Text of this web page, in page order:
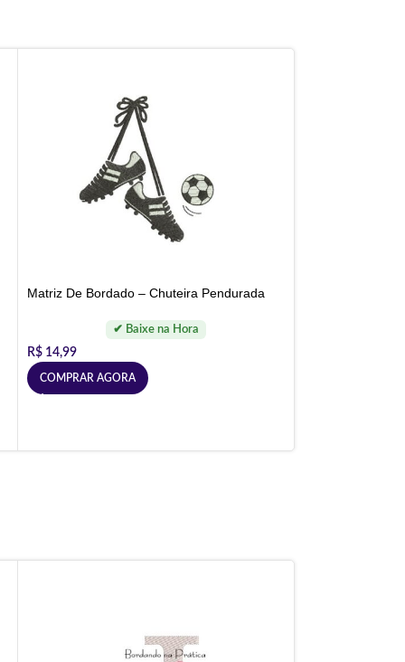
Matriz De Bordado – Chuteira Pendurada
R$ 14,99
COMPRAR AGORA